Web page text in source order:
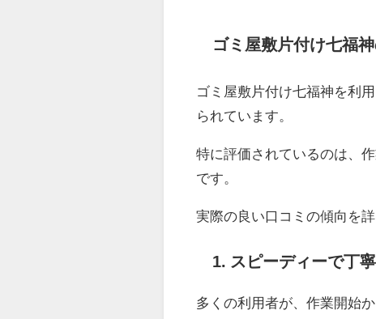
ゴミ屋敷片付け七福
ゴミ屋敷片付け七福神を利
られています。
特に評価されているのは、
です。
実際の良い口コミの傾向を
1. スピーディーで丁
多くの利用者が、作業開始